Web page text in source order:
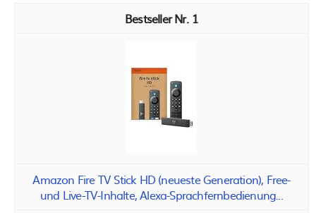
1
Amazon Fire TV Stick HD (neueste Generation), Free-
und Live-TV-Inhalte, Alexa-Sprachfernbedienung...